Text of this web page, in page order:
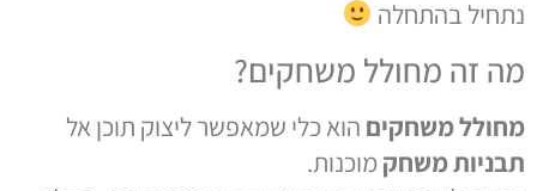
נתחיל בהתחלה
מה זה מחולל משחקים?
מחולל משחקיםהוא כלי שמאפשר ליצוק תוכן אל
תבניות משחקמוכנות.